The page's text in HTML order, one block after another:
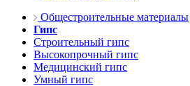
Общестроительные материалы
Гипс
Строительный гипс
Высокопрочный гипс
Медицинский гипс
Умный гипс